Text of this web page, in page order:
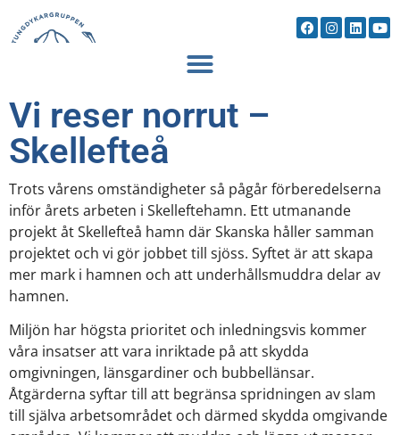
Vi reser norrut –
Skellefteå
Trots vårens omständigheter så pågår förberedelserna
inför årets arbeten i Skelleftehamn. Ett utmanande
projekt åt Skellefteå hamn där Skanska håller samman
projektet och vi gör jobbet till sjöss. Syftet är att skapa
mer mark i hamnen och att underhållsmuddra delar av
hamnen.
Miljön har högsta prioritet och inledningsvis kommer
våra insatser att vara inriktade på att skydda
omgivningen, länsgardiner och bubbellänsar.
Åtgärderna syftar till att begränsa spridningen av slam
till själva arbetsområdet och därmed skydda omgivande